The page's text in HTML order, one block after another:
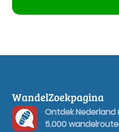
WandelZoekpagina
Ontdek
5.000